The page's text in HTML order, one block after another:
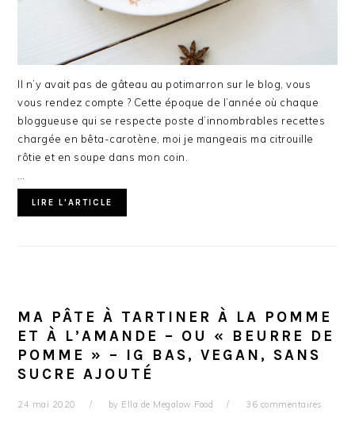
Il n’y avait pas de gâteau au potimarron sur le blog, vous
vous rendez compte ? Cette époque de l’année où chaque
bloggueuse qui se respecte poste d’innombrables recettes
chargée en bêta-carotène, moi je mangeais ma citrouille
rôtie et en soupe dans mon coin.
…
LIRE L'ARTICLE
MA PÂTE À TARTINER À LA POMME
ET À L’AMANDE – OU « BEURRE DE
POMME » – IG BAS, VEGAN, SANS
SUCRE AJOUTÉ
24 mai 2020 by Ella de Megalow Food 36 commentaires